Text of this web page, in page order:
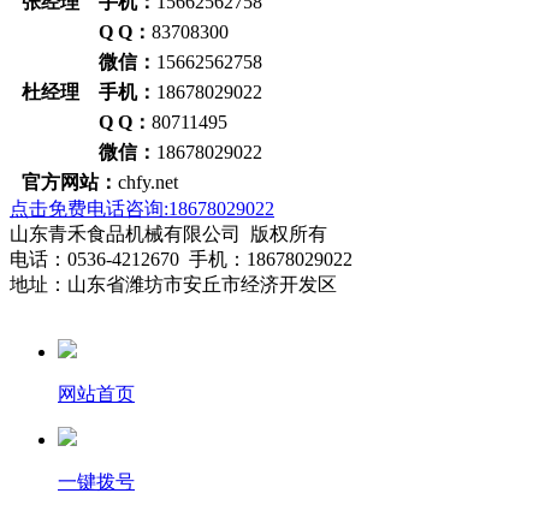
Q Q： 83708300
微信： 15662562758
杜经理 手机： 18678029022
Q Q： 80711495
微信： 18678029022
官方网站： chfy.net
点击免费电话咨询:18678029022
山东青禾食品机械有限公司 版权所有
电话：0536-4212670 手机：18678029022
地址：山东省潍坊市安丘市经济开发区
网站首页
一键拨号